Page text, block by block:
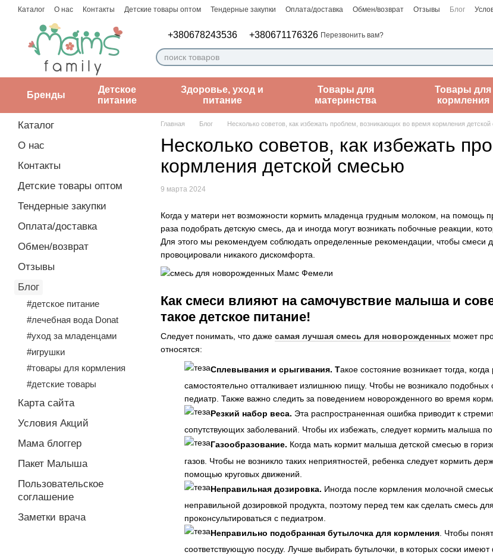
Перейти к основному контенту
Каталог О нас Контакты Детские товары оптом Тендерные закупки Оплата/доставка Обмен/возврат Отзывы Блог
+380678243536 +380671176326 Перезвонить вам?
Бренды
Детское
питание
Здоровье, уход и
питание
Товары для
материнства
Товары для
кормления
Главная Блог Несколько советов, как избежать проблем, возникающих во время кормления
Несколько советов, как избежать
кормления детской смесью
9 марта 2024
Когда у матери нет возможности кормить младенца грудным молоком, на помощь
раза подобрать детскую смесь, да и иногда могут возникать побочные реакции,
Для этого мы рекомендуем соблюдать определенные рекомендации, чтобы смеси
провоцировали никакого дискомфорта.
Как смеси влияют на самочувствие малыша и
такое детское питание!
Следует понимать, что даже самая лучшая смесь для новорожденных может
относятся:
Сплевывания и срыгивания. Такое состояние возникает тогда,
самостоятельно отталкивает излишнюю пищу. Чтобы не возникало подобных
педиатр. Также важно следить за поведением новорожденного во время
Резкий набор веса. Эта распространенная ошибка приводит к
сопутствующих заболеваний. Чтобы их избежать, следует кормить малыша по
Газообразование. Когда мать кормит малыша детской смесью в
газов. Чтобы не возникло таких неприятностей, ребенка следует кормить
помощью круговых движений.
Неправильная дозировка. Иногда после кормления молочной
неправильной дозировкой продукта, поэтому перед тем как сделать смесь
проконсультироваться с педиатром.
Неправильно подобранная бутылочка для кормления . Чтобы
соответствующую посуду. Лучше выбирать бутылочки, в которых соски
Каталог
О нас
Контакты
Детские товары оптом
Тендерные закупки
Оплата/доставка
Обмен/возврат
Отзывы
Блог
#детское питание
#лечебная вода Donat
#уход за младенцами
#игрушки
#товары для кормления
#детские товары
Карта сайта
Условия Акций
Мама блоггер
Пакет Малыша
Пользовательское
соглашение
Заметки врача